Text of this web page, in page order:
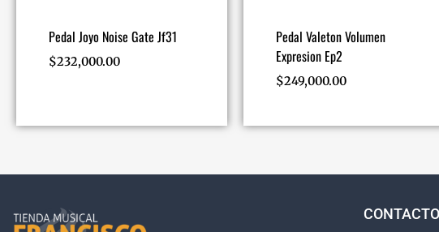
Pedal Joyo Noise Gate Jf31
$232,000.00
Pedal Valeton Volumen
Expresion Ep2
$249,000.00
CONTACTO